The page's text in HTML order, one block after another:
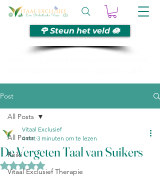
🌹 Steun het veld 🪷
Post
All Posts
Reiki
Vitaal Exclusief Therapie
All Posts
De Vergeten Taal van Suikers
Vitaal Exclusief
4 mrt 3 minuten om te lezen
Beoordeeld met NaN uit 5 sterren.